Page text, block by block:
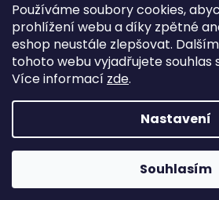
Používáme soubory cookies,
prohlížení webu a díky zpětné
eshop neustále zlepšovat.
tohoto webu vyjadřujete souhlas
Více informací zde.
Nastavení
Souhlasím
Doprava ZDARMA od 2000 Kč! Dárek k
Copyright 2026eCigarety
vyhrazena.